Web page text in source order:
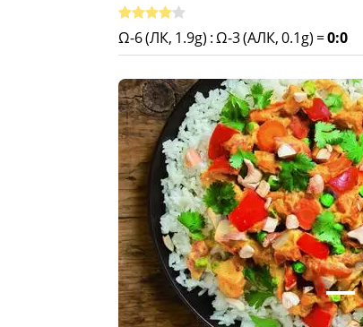
Ω-6 (ЛК, 1.9g) :Ω-3 (АЛК, 0.1g) =0:0